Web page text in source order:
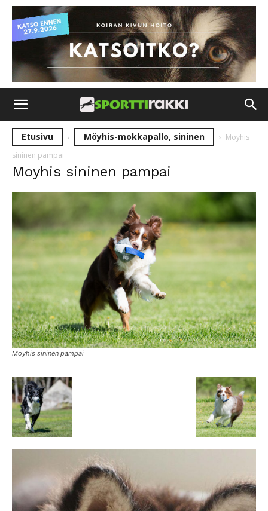
Etusivu Möyhis-mokkapallo, sininen
Moyhis
sininen pampai
Moyhis sininen pampai
Moyhis sininen pampai